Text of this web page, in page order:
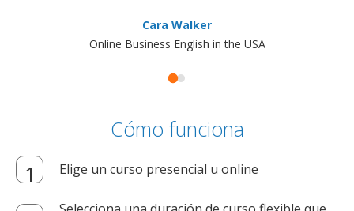
Cara Walker
Online Business English in the USA
Cómo funciona
Elige un curso presencial u online